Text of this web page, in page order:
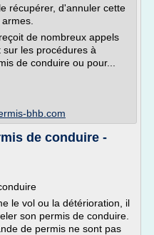
récupérer, d'annuler cette
de nombreux appels
les procédures à
de conduire ou pour...
bhb.com
de conduire -
le vol ou la détérioration, il
son permis de conduire.
de permis ne sont pas